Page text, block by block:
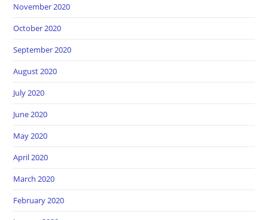
November 2020
October 2020
September 2020
August 2020
July 2020
June 2020
May 2020
April 2020
March 2020
February 2020